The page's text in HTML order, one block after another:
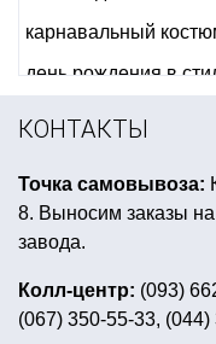
карнавальный
день рождения в
герои
товар к новому году
тематическая
карнавальные
КОНТАКТЫ
Точка самовывоза:
8. Выносим заказы
завода.
Колл-центр: (093)
(067) 350-55-33,